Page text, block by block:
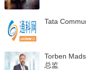
Tata
Torben
总监